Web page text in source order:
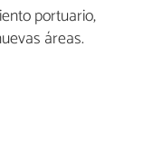
portuario,
áreas.